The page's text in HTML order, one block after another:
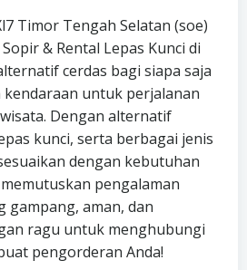
Timor Tengah Selatan (soe)
& Rental Lepas Kunci di
cerdas bagi siapa saja
untuk perjalanan
Dengan alternatif
kunci, serta berbagai jenis
dengan kebutuhan
pengalaman
gampang, aman, dan
ragu untuk menghubungi
pengorderan Anda!